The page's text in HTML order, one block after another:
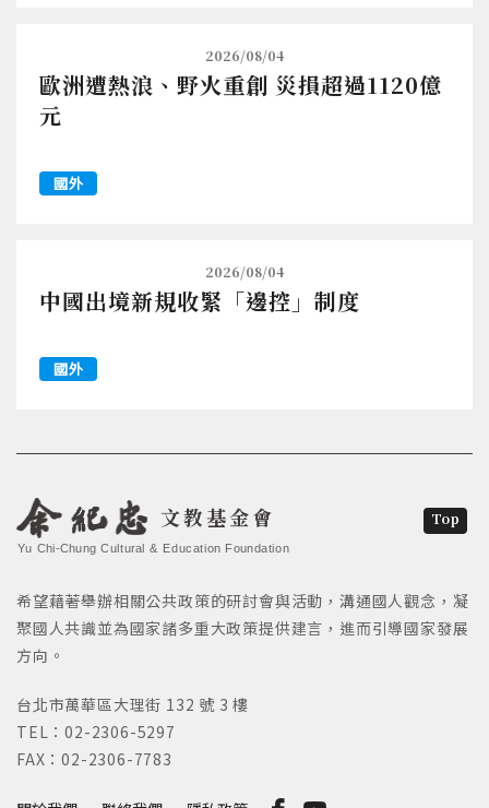
2026/08/04
歐洲遭熱浪、野火重創 災損超過1120億
元
國外
2026/08/04
中國出境新規收緊「邊控」制度
國外
文教基金會
Yu Chi-Chung Cultural & Education Foundation
希望藉著舉辦相關公共政策的研討會與活動，溝通國人觀念，凝
聚國人共識並為國家諸多重大政策提供建言，進而引導國家發展
方向。
台北市萬華區大理街 132 號 3 樓
TEL：02-2306-5297
FAX：02-2306-7783
Top